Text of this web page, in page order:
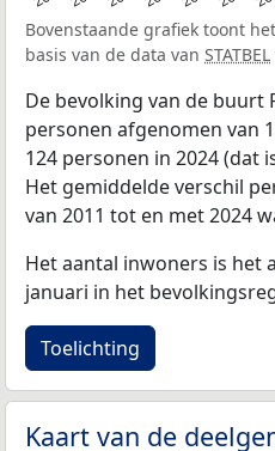
Bovenstaande grafiek toont
basis van de data van STATBEL
De bevolking van de buurt
personen afgenomen van
124 personen in 2024 (dat
Het gemiddelde verschil
van 2011 tot en met 2024
Het aantal inwoners is het
januari in het
Toelichting
Kaart van de